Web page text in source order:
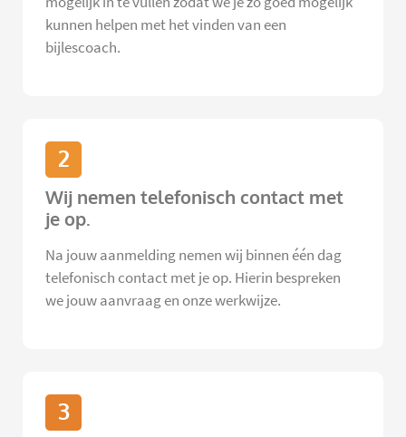
kunnen helpen met het vinden van een
bijlescoach.
2
Wij nemen telefonisch contact met
je op.
Na jouw aanmelding nemen wij binnen één dag
telefonisch contact met je op. Hierin bespreken
we jouw aanvraag en onze werkwijze.
3